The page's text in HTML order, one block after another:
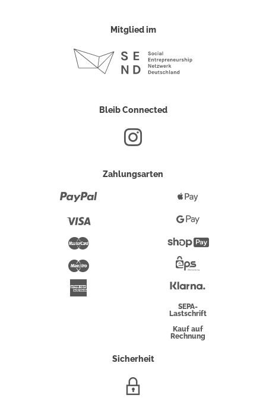
Mitglied im
Bleib Connected
Zahlungsarten
Maestro
Pay
Google
Pay
Überweisung
SEPA-
Lastschrift
Kauf auf
Rechnung
Sicherheit